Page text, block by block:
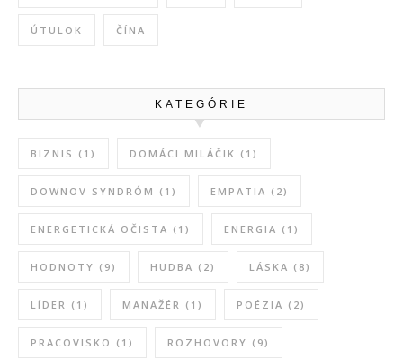
ÚTULOK ČÍNA
KATEGÓRIE
BIZNIS (1) DOMÁCI MILÁČIK (1)
DOWNOV SYNDRÓM (1) EMPATIA (2)
ENERGETICKÁ OČISTA (1) ENERGIA (1)
HODNOTY (9) HUDBA (2) LÁSKA (8)
LÍDER (1) MANAŽÉR (1) POÉZIA (2)
PRACOVISKO (1) ROZHOVORY (9)